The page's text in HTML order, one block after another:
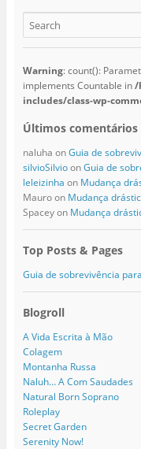
Warning: count():
implements Countable in/
includes/class-wp-
Últimos comentários
naluha onGuia de
silvioSilvioonGuia de
leleizinha on Mudança
Mauroon Mudança
Spaceyon Mudança
Top Posts & Pages
Guia de sobrevivência
Blogroll
A Vida Escrita à Mão
Colagem
Montanha Russa
Naluh… A Com Saudades
Natural Born Soprano
Roleplay
Secret Garden
Serenity Now!